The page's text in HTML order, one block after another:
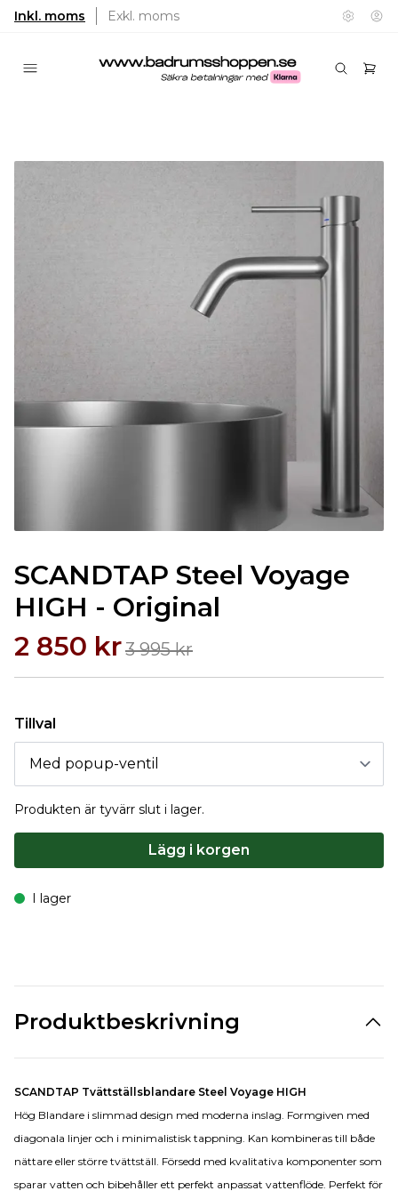
Inkl. moms Exkl. moms
SCANDTAP Steel Voyage
HIGH - Original
2 850 kr3 995 kr
Tillval
Produkten är tyvärr slut i lager.
Lägg i korgen
I lager
Produktbeskrivning
SCANDTAP Tvättställsblandare Steel Voyage HIGH
Hög Blandare i slimmad design med moderna inslag. Formgiven med
diagonala linjer och i minimalistisk tappning. Kan kombineras till både
nättare eller större tvättställ. Försedd med kvalitativa komponenter som
sparar vatten och bibehåller ett perfekt anpassat vattenflöde. Perfekt för